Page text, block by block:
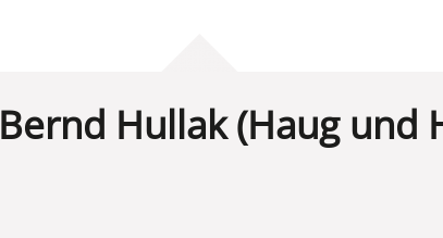
Bernd Hullak (Haug und